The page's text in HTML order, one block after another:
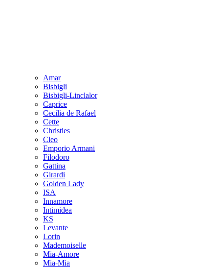
Amar
Bisbigli
Bisbigli-Linclalor
Caprice
Cecilia de Rafael
Cette
Christies
Cleo
Emporio Armani
Filodoro
Gattina
Girardi
Golden Lady
ISA
Innamore
Intimidea
KS
Levante
Lorin
Mademoiselle
Mia-Amore
Mia-Mia